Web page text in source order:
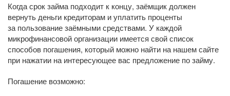
Когда срок займа подходит к концу, заёмщик должен
вернуть деньги кредиторам и уплатить проценты
за пользование заёмными средствами. У каждой
микрофинансовой организации имеется свой список
способов погашения, который можно найти на нашем сайте
при нажатии на интересующее вас предложение по займу.
Погашение возможно: